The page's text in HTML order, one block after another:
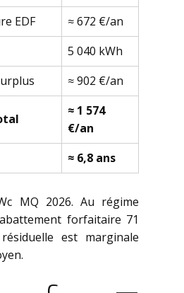
EDF
≈ 672 €/an
5 040 kWh
≈ 902 €/an
≈ 1 574
€/an
≈ 6,8 ans
MQ 2026. Au régime
forfaitaire 71
est marginale